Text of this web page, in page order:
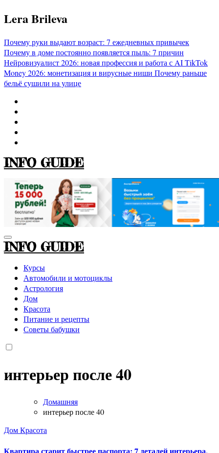
Перейти
к
Lera Brileva
Почему руки выдают возраст: 7 ежедневных привычек
Почему в доме постоянно появляется пыль: 7 причин
Нейровизуалист 2026: новая профессия и работа с AITikTok
Money 2026: монетизация и вирусные ниши Почему раньше
бельё сушили на улице
INFO GUIDE
INFO GUIDE
Курсы
Автомобили и мотоциклы
Астрология
Дом
Красота
Питание и рецепты
Советы бабушки
интерьер после 40
Домашняя
интерьер после 40
ДомКрасота